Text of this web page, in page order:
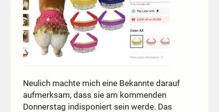
Neulich machte mich eine Bekannte darauf
aufmerksam, dass sie am kommenden
Donnerstag indisponiert sein werde. Das